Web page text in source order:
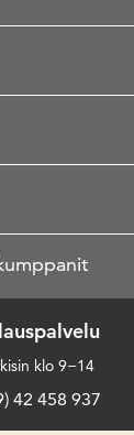
klo 9−14
42 458 937